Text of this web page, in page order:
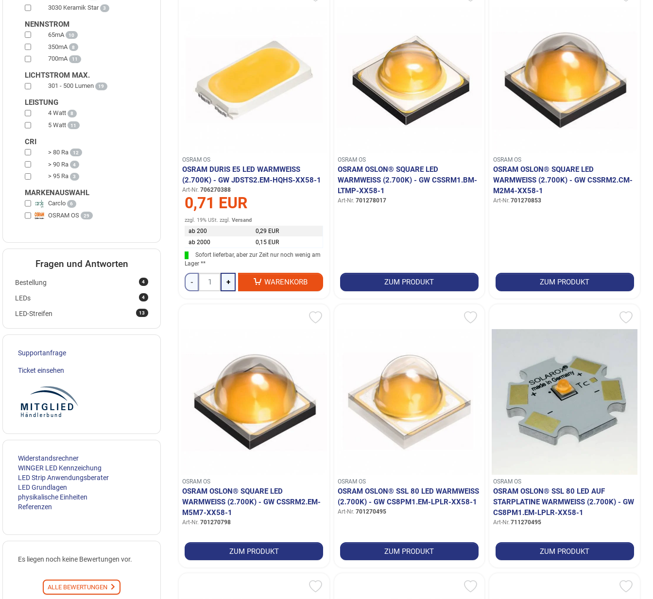
OSRAM OS
OSRAM DURIS E5 LED WARMWEISS (
2.700K) - GW JDSTS2.EM-HQHS-XX58-1
Art-Nr. 706270388
0,71 EUR
zzgl. 19% USt. zzgl.Versand
ab 200
0,29 EUR
ab 2000
0,15 EUR
Sofort lieferbar, aber zur Zeit nur noch wenig am
Lager **
- + WARENKORB
OSRAM OS
OSRAM OSLON® SQUARE LED
WARMWEISS (2.700K) - GW CSSRM1.BM-L
TMP-XX58-1
Art-Nr. 701278017
ZUM PRODUKT
OSRAM OS
OSRAM OSLON® SQUARE LED
WARMWEISS (2.700K) - GW CSSRM2.CM-M
2M4-XX58-1
Art-Nr. 701270853
ZUM PRODUKT
OSRAM OS
OSRAM OSLON® SQUARE LED
WARMWEISS (2.700K) - GW CSSRM2.EM-M
5M7-XX58-1
Art-Nr. 701270798
ZUM PRODUKT
OSRAM OS
OSRAM OSLON® SSL 80 LED WARMWEISS (
2.700K) - GW CS8PM1.EM-LPLR-XX58-1
Art-Nr. 701270495
ZUM PRODUKT
OSRAM OS
OSRAM OSLON® SSL 80 LED AUF
STARPLATINE WARMWEISS (2.700K) - GW C
S8PM1.EM-LPLR-XX58-1
Art-Nr. 711270495
ZUM PRODUKT
3030 Keramik Star 3
NENNSTROM
65mA 10
350mA 8
700mA 11
LICHTSTROM MAX.
301 - 500 Lumen 19
LEISTUNG
4 Watt 8
5 Watt 11
CRI
> 80 Ra 12
> 90 Ra 4
> 95 Ra 3
MARKENAUSWAHL
Carclo 6
OSRAM OS 29
Fragen und Antworten
4
Bestellung
4
LEDs
13
LED-Streifen
Supportanfrage
Ticket einsehen
Widerstandsrechner
WINGER LED Kennzeichung
LED Strip Anwendungsberater
LED Grundlagen
physikalische Einheiten
Referenzen
Es liegen noch keine Bewertungen vor.
ALLE BEWERTUNGEN